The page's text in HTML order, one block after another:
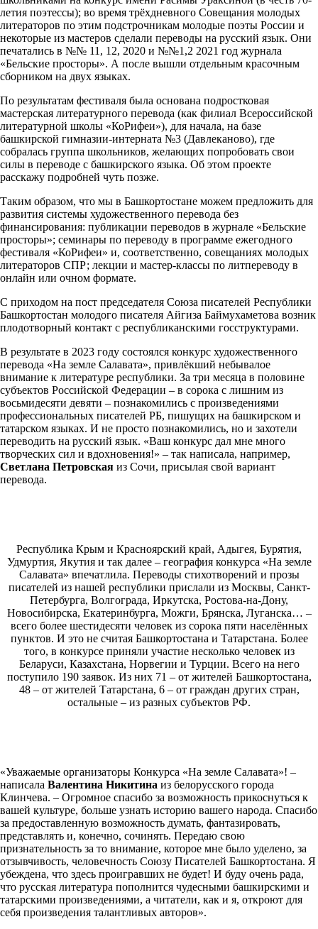
летия поэтессы); во время трёхдневного Совещания молодых
литераторов по этим подстрочникам молодые поэты России и
некоторые из мастеров сделали переводы на русский язык. Они
печатались в №№ 11, 12, 2020 и №№1,2 2021 год журнала
«Бельские просторы». А после вышли отдельным красочным
сборником на двух языках.
По результатам фестиваля была основана подростковая
мастерская литературного перевода (как филиал Всероссийской
литературной школы «КоРифеи»), для начала, на базе
башкирской гимназии-интерната №3 (Давлеканово), где
собралась группа школьников, желающих попробовать свои
силы в переводе с башкирского языка. Об этом проекте
расскажу подробней чуть позже.
Таким образом, что мы в Башкортостане можем предложить для
развития системы художественного перевода без
финансирования: публикации переводов в журнале «Бельские
просторы»; семинары по переводу в программе ежегодного
фестиваля «КоРифеи» и, соответственно, совещаниях молодых
литераторов СПР; лекции и мастер-классы по литпереводу в
онлайн или очном формате.
С приходом на пост председателя Союза писателей Республики
Башкортостан молодого писателя Айгиза Баймухаметова возник
плодотворный контакт с республиканскими госструктурами.
В результате в 2023 году состоялся конкурс художественного
перевода «На земле Салавата», привлёкший небывалое
внимание к литературе республики. За три месяца в половине
субъектов Российской Федерации – в сорока с лишним из
восьмидесяти девяти – познакомились с произведениями
профессиональных писателей РБ, пишущих на башкирском и
татарском языках. И не просто познакомились, но и захотели
переводить на русский язык. «Ваш конкурс дал мне много
творческих сил и вдохновения!» – так написала, например,
Светлана Петровская из Сочи, присылая свой вариант
перевода.
Республика Крым и Красноярский край, Адыгея, Бурятия,
Удмуртия, Якутия и так далее – география конкурса «На земле
Салавата» впечатлила. Переводы стихотворений и прозы
писателей из нашей республики прислали из Москвы, Санкт-
Петербурга, Волгограда, Иркутска, Ростова-на-Дону,
Новосибирска, Екатеринбурга, Можги, Брянска, Луганска… –
всего более шестидесяти человек из сорока пяти населённых
пунктов. И это не считая Башкортостана и Татарстана. Более
того, в конкурсе приняли участие несколько человек из
Беларуси, Казахстана, Норвегии и Турции. Всего на него
поступило 190 заявок. Из них 71 – от жителей Башкортостана,
48 – от жителей Татарстана, 6 – от граждан других стран,
остальные – из разных субъектов РФ.
«Уважаемые организаторы Конкурса «На земле Салавата»! –
написала Валентина Никитина из белорусского города
Клинчева. – Огромное спасибо за возможность прикоснуться к
вашей культуре, больше узнать историю вашего народа. Спасибо
за предоставленную возможность думать, фантазировать,
представлять и, конечно, сочинять. Передаю свою
признательность за то внимание, которое мне было уделено, за
отзывчивость, человечность Союзу Писателей Башкортостана. Я
убеждена, что здесь проигравших не будет! И буду очень рада,
что русская литература пополнится чудесными башкирскими и
татарскими произведениями, а читатели, как и я, откроют для
себя произведения талантливых авторов».